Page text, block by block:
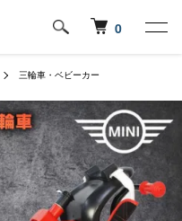
0
三輪車・ベビーカー